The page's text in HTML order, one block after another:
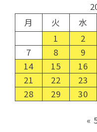
月
火 水
1
2
7
8 9
14
15 16
21
22 23
28
29 30
«